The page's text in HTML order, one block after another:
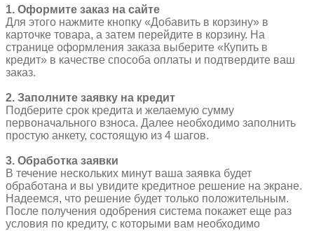
7
ск+шифтер+монтажный
комплект
1. Оформите заказ на сайте
Для этого нажмите кнопку «Добавить в корзину» в
карточке товара, а затем перейдите в корзину. На
странице оформления заказа выберите «Купить в
кредит» в качестве способа оплаты и подтвердите ваш
заказ.
2. Заполните заявку на кредит
Подберите срок кредита и желаемую сумму
первоначального взноса. Далее необходимо заполнить
простую анкету, состоящую из 4 шагов.
3. Обработка заявки
В течение нескольких минут ваша заявка будет
обработана и вы увидите кредитное решение на экране.
Надеемся, что решение будет только положительным.
После получения одобрения система покажет еще раз
условия по кредиту, с которыми вам необходимо